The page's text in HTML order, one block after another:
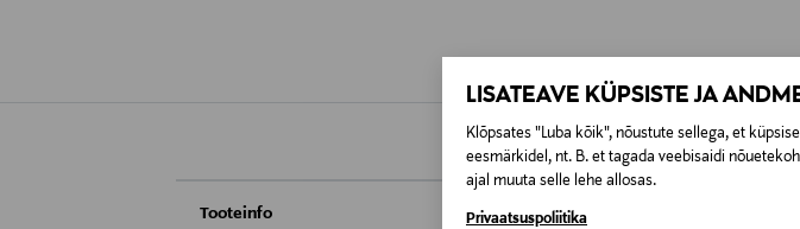
LISATEAVE KÜPSISTE JA
Klõpsates "Luba kõik", nõustute sellega, et
eesmärkidel, nt. B. et tagada veebisaidi
ajal muuta selle lehe allosas.
Privaatsuspoliitika
Tooteinfo